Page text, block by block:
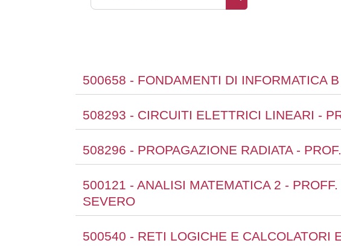
500658 - FONDAMENTI DI INFORMATICA
508293 - CIRCUITI ELETTRICI LINEARI -
508296 - PROPAGAZIONE RADIATA -
500121 - ANALISI MATEMATICA 2 -
SEVERO
500540 - RETI LOGICHE E CALCOLATORI